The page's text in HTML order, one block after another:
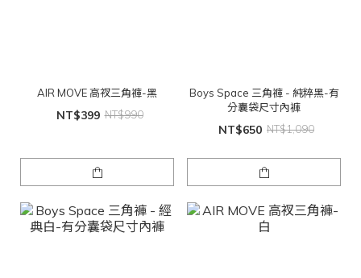
AIR MOVE 高衩三角褲-黑
NT$399 NT$990
Boys Space 三角褲 - 純粹黑-有
分囊袋尺寸內褲
NT$650 NT$1,090